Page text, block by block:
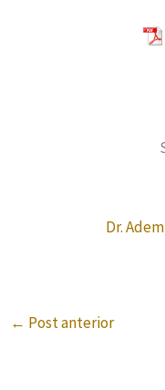
Dr.
← Post anterior